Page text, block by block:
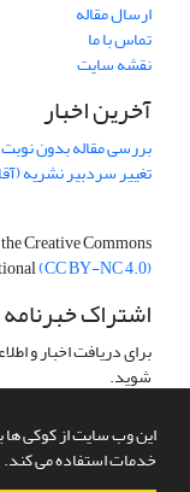
این وب سایت از کوکی ها
خدمات استفاده می کند.
ارسال مقاله
تماس با ما
نقشه سایت
آخرین اخبار
بررسی مقاله بدون نوبت
تغییر سردبیر نشریه
Creative Commons
(CC BY-NC 4.0)
اشتراک خبرنامه
برای دریافت اخبار و
شوید.